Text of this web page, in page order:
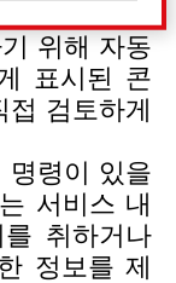
니다. 물
경우에는 사
설정은 아래
니다.
위해 자동
표시된 콘
검토하게
명령이 있을
서비스 내
취하거나
정보를 제